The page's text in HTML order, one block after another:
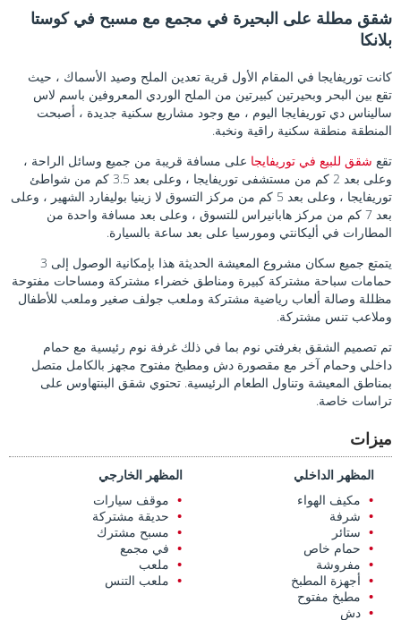
شقق مطلة على البحيرة في مجمع مع مسبح في كوستا
بلانكا
كانت توريفايجا في المقام الأول قرية تعدين الملح وصيد الأسماك ، حيث
تقع بين البحر وبحيرتين كبيرتين من الملح الوردي المعروفين باسم لاس
ساليناس دي توريفايجا اليوم ، مع وجود مشاريع سكنية جديدة ، أصبحت
المنطقة منطقة سكنية راقية ونخبة.
تقع شقق للبيع في توريفايجا على مسافة قريبة من جميع وسائل الراحة ،
وعلى بعد 2 كم من مستشفى توريفايجا ، وعلى بعد 3.5 كم من شواطئ
توريفايجا ، وعلى بعد 5 كم من مركز التسوق لا زينيا بوليفارد الشهير ، وعلى
بعد 7 كم من مركز هابانيراس للتسوق ، وعلى بعد مسافة واحدة من
المطارات في أليكانتي ومورسيا على بعد ساعة بالسيارة.
يتمتع جميع سكان مشروع المعيشة الحديثة هذا بإمكانية الوصول إلى 3
حمامات سباحة مشتركة كبيرة ومناطق خضراء مشتركة ومساحات مفتوحة
مظللة وصالة ألعاب رياضية مشتركة وملعب جولف صغير وملعب للأطفال
وملاعب تنس مشتركة.
تم تصميم الشقق بغرفتي نوم بما في ذلك غرفة نوم رئيسية مع حمام
داخلي وحمام آخر مع مقصورة دش ومطبخ مفتوح مجهز بالكامل متصل
بمناطق المعيشة وتناول الطعام الرئيسية. تحتوي شقق البنتهاوس على
تراسات خاصة.
ميزات
المظهر الداخلي
مكيف الهواء
شرفة
ستائر
حمام خاص
مفروشة
أجهزة المطبخ
مطبخ مفتوح
دش
المظهر الخارجي
موقف سيارات
حديقة مشتركة
مسبح مشترك
في مجمع
ملعب
ملعب التنس